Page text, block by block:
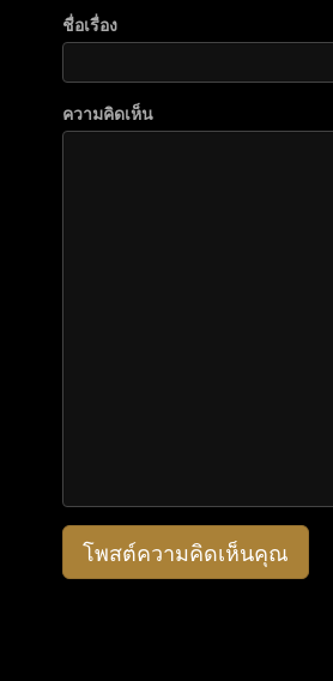
ชื่อเรื่อง
ความคิดเห็น
โพสต์ความคิดเห็นคุณ